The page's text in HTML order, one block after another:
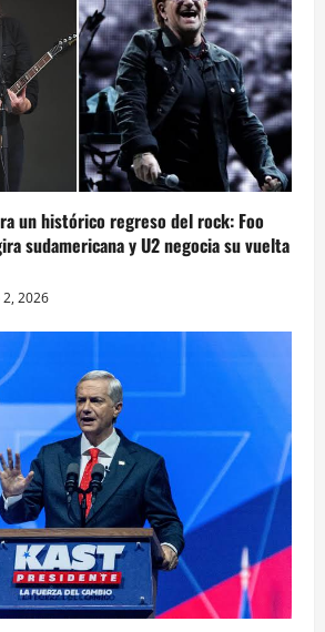
un histórico regreso del rock: Foo
sudamericana y U2 negocia su vuelta
2026